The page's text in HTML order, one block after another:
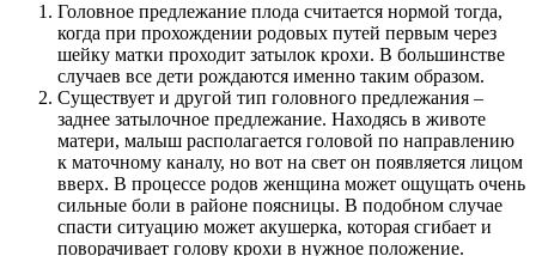
Головное предлежание плода считается нормой тогда,
когда при прохождении родовых путей первым через
шейку матки проходит затылок крохи. В большинстве
случаев все дети рождаются именно таким образом.
Существует и другой тип головного предлежания –
заднее затылочное предлежание. Находясь в животе
матери, малыш располагается головой по направлению
к маточному каналу, но вот на свет он появляется лицом
вверх. В процессе родов женщина может ощущать очень
сильные боли в районе поясницы. В подобном случае
спасти ситуацию может акушерка, которая сгибает и
поворачивает голову крохи в нужное положение.